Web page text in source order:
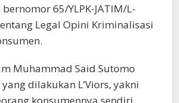
65/YLPK-JATIM/L-
Legal Opini Kriminalisasi
Muhammad Said Sutomo
dilakukan L’Viors, yakni